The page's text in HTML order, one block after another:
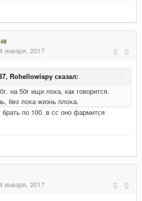
января, 2017
Rohellowispy сказал:
на 50г ищи лоха, как говорится.
без лоха жизнь плоха.
по 100. в сс оно фармится
января, 2017